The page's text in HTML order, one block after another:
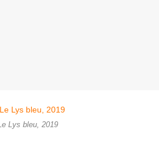
Lys bleu, 2019